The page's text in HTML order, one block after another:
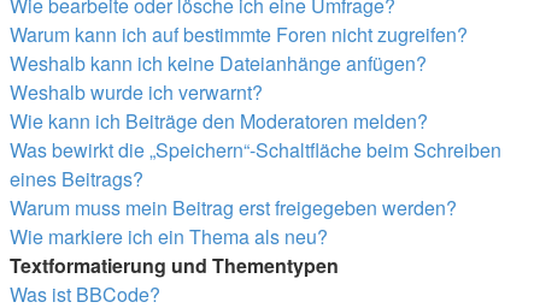
Warum kann ich auf bestimmte Foren nicht zugreifen?
Weshalb kann ich keine Dateianhänge anfügen?
Weshalb wurde ich verwarnt?
Wie kann ich Beiträge den Moderatoren melden?
Was bewirkt die „Speichern“-Schaltfläche beim Schreiben
eines Beitrags?
Warum muss mein Beitrag erst freigegeben werden?
Wie markiere ich ein Thema als neu?
Textformatierung und Thementypen
Was ist BBCode?